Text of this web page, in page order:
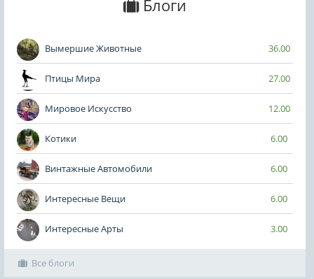
Блоги
Вымершие Животные 36.00
Птицы Мира 27.00
Мировое Искусство 12.00
Котики 6.00
Винтажные Автомобили 6.00
Интересные Вещи 6.00
Интересные Арты 3.00
Все блоги